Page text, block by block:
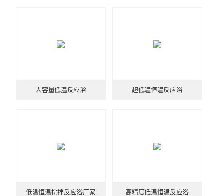
大容量低温反应浴 超低温恒温反应浴
低温恒温搅拌反应浴厂家 高精度低温恒温反应浴